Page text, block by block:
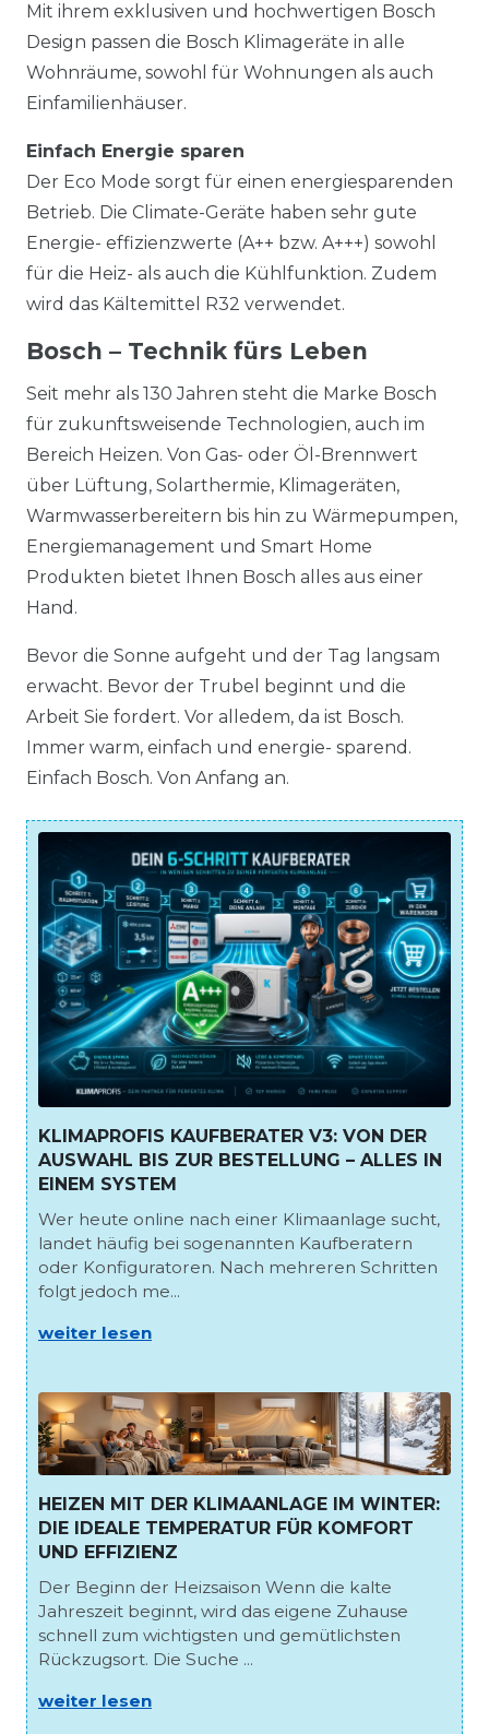
Mit ihrem exklusiven und hochwertigen Bosch
Design passen die Bosch Klimageräte in alle
Wohnräume, sowohl für Wohnungen als auch
Einfamilienhäuser.
Einfach Energie sparen
Der Eco Mode sorgt für einen energiesparenden
Betrieb. Die Climate-Geräte haben sehr gute
Energie- effizienzwerte (A++ bzw. A+++) sowohl
für die Heiz- als auch die Kühlfunktion. Zudem
wird das Kältemittel R32 verwendet.
Bosch – Technik fürs Leben
Seit mehr als 130 Jahren steht die Marke Bosch
für zukunftsweisende Technologien, auch im
Bereich Heizen. Von Gas- oder Öl-Brennwert
über Lüftung, Solarthermie, Klimageräten,
Warmwasserbereitern bis hin zu Wärmepumpen,
Energiemanagement und Smart Home
Produkten bietet Ihnen Bosch alles aus einer
Hand.
Bevor die Sonne aufgeht und der Tag langsam
erwacht. Bevor der Trubel beginnt und die
Arbeit Sie fordert. Vor alledem, da ist Bosch.
Immer warm, einfach und energie- sparend.
Einfach Bosch. Von Anfang an.
KLIMAPROFIS KAUFBERATER V3: VON DER
AUSWAHL BIS ZUR BESTELLUNG – ALLES IN
EINEM SYSTEM
Wer heute online nach einer Klimaanlage sucht,
landet häufig bei sogenannten Kaufberatern
oder Konfiguratoren. Nach mehreren Schritten
folgt jedoch me...
weiter lesen
HEIZEN MIT DER KLIMAANLAGE IM WINTER:
DIE IDEALE TEMPERATUR FÜR KOMFORT
UND EFFIZIENZ
Der Beginn der Heizsaison Wenn die kalte
Jahreszeit beginnt, wird das eigene Zuhause
schnell zum wichtigsten und gemütlichsten
Rückzugsort. Die Suche ...
weiter lesen